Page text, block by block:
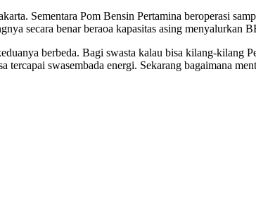
Sementara Pom Bensin Pertamina beroperasi
secara benar beraoa kapasitas asing menyalurkan
berbeda. Bagi swasta kalau bisa kilang-kilang
tercapai swasembada energi. Sekarang bagaimana